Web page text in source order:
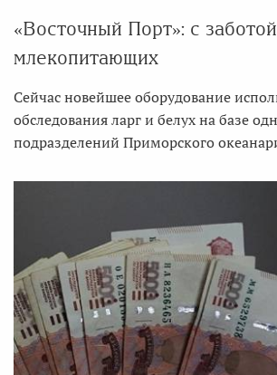
«Восточный Порт»: с
млекопитающих
Сейчас новейшее оборудование
обследования ларг и белух на базе
подразделений Приморского